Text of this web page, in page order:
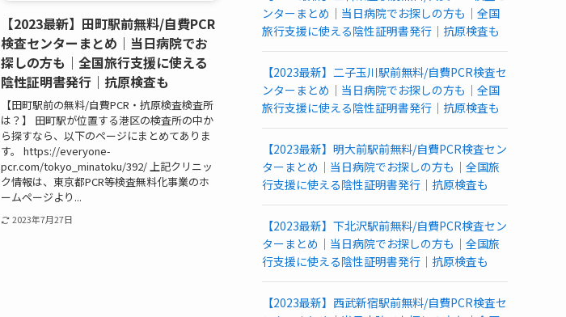
【2023最新】田町駅前無料/自費PCR
検査センターまとめ｜当日病院でお
探しの方も｜全国旅行支援に使える
陰性証明書発行｜抗原検査も
【田町駅前の無料/自費PCR・抗原検査検査所
は？】 田町駅が位置する港区の検査所の中か
ら探すなら、以下のページにまとめてありま
す。 https://everyone-
pcr.com/tokyo_minatoku/392/ 上記クリニッ
ク情報は、東京都PCR等検査無料化事業のホ
ームページより...
2023年7月27日
所
一
覧
(都
道
府
別)
ンターまとめ｜当日病院でお探しの方も｜全国
旅行支援に使える陰性証明書発行｜抗原検査も
【2023最新】二子玉川駅前無料/自費PCR検査セ
ンターまとめ｜当日病院でお探しの方も｜全国
旅行支援に使える陰性証明書発行｜抗原検査も
【2023最新】明大前駅前無料/自費PCR検査セン
ターまとめ｜当日病院でお探しの方も｜全国旅
行支援に使える陰性証明書発行｜抗原検査も
【2023最新】下北沢駅前無料/自費PCR検査セン
ターまとめ｜当日病院でお探しの方も｜全国旅
行支援に使える陰性証明書発行｜抗原検査も
【2023最新】西武新宿駅前無料/自費PCR検査セ